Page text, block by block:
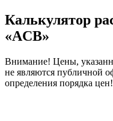
Калькулятор
«ACB»
Внимание! Цены,
не являются публичной
определения порядка цен!